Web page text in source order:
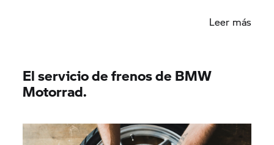
Leer más
El servicio de frenos de BMW
Motorrad.